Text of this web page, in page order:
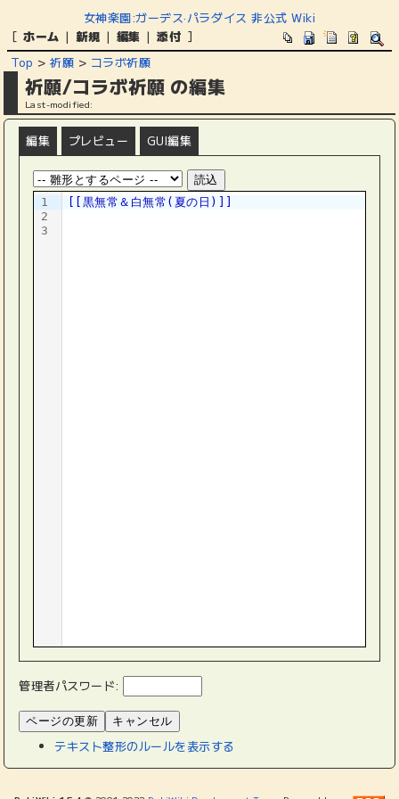
女神楽園:ガーデス·パラダイス 非公式 Wiki
[ ホーム | 新規 | 編集 | 添付 ]
Top >祈願 > コラボ祈願
祈願/コラボ祈願 の編集
Last-modified:
編集 プレビュー GUI編集
1
2
3
[[黒無常＆白無常(夏の日)]]
管理者パスワード:
テキスト整形のルールを表示する